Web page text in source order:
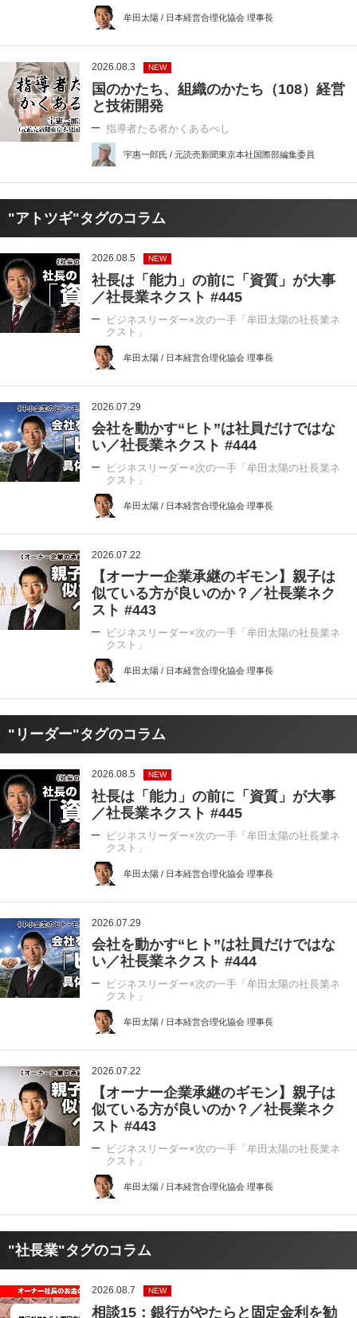
牟田太陽 / 日本経営合理化協会 理事長
2026.08.3 NEW
国のかたち、組織のかたち（108）経営
と技術開発
指導者たる者かくあるべし
宇惠一郎氏 / 元読売新聞東京本社国際部編集委員
"アトツギ"タグのコラム
2026.08.5 NEW
社長は「能力」の前に「資質」が大事
／社長業ネクスト #445
ビジネスリーダー×次の一手「牟田太陽の社長業ネ
クスト」
牟田太陽 / 日本経営合理化協会 理事長
2026.07.29
会社を動かす“ヒト”は社員だけではな
い／社長業ネクスト #444
ビジネスリーダー×次の一手「牟田太陽の社長業ネ
クスト」
牟田太陽 / 日本経営合理化協会 理事長
2026.07.22
【オーナー企業承継のギモン】親子は
似ている方が良いのか？／社長業ネク
スト #443
ビジネスリーダー×次の一手「牟田太陽の社長業ネ
クスト」
牟田太陽 / 日本経営合理化協会 理事長
"リーダー"タグのコラム
2026.08.5 NEW
社長は「能力」の前に「資質」が大事
／社長業ネクスト #445
ビジネスリーダー×次の一手「牟田太陽の社長業ネ
クスト」
牟田太陽 / 日本経営合理化協会 理事長
2026.07.29
会社を動かす“ヒト”は社員だけではな
い／社長業ネクスト #444
ビジネスリーダー×次の一手「牟田太陽の社長業ネ
クスト」
牟田太陽 / 日本経営合理化協会 理事長
2026.07.22
【オーナー企業承継のギモン】親子は
似ている方が良いのか？／社長業ネク
スト #443
ビジネスリーダー×次の一手「牟田太陽の社長業ネ
クスト」
牟田太陽 / 日本経営合理化協会 理事長
"社長業"タグのコラム
2026.08.7 NEW
相談15：銀行がやたらと固定金利を勧